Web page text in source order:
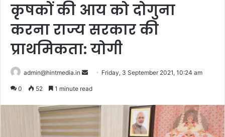
कृषकों की आय को दोगुना
करना राज्य सरकार की
प्राथमिकता: योगी
admin@hintmedia.in
Send Friday, 3 September 2021, 10:24 am
0 52 1 minute read